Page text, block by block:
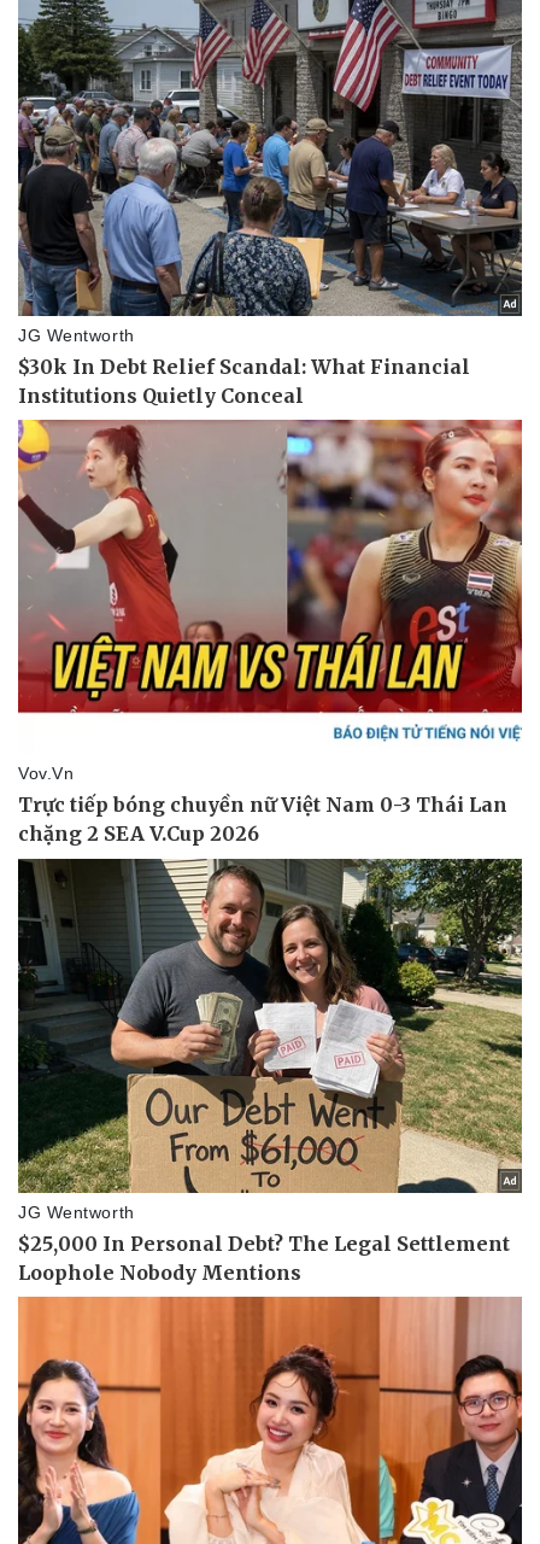
Thể thao
Bóng đá
Lịch thi đấu bóng đá
Thế giới thể thao
eSports
Hậu trường
Ô tô - Xe máy
Ô tô
Xe máy
Tư vấn